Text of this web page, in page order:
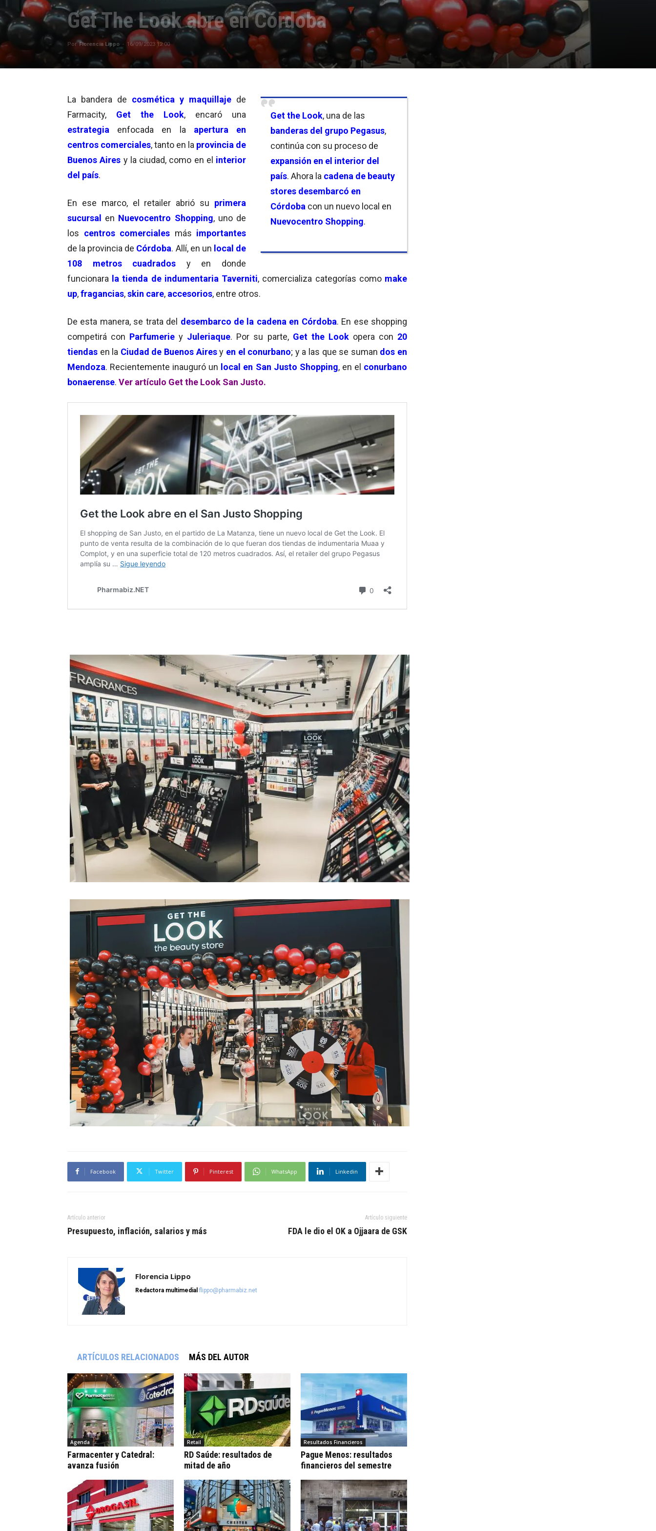
Get The Look abre en Córdoba
Por Florencia Lippo - 16/09/2023 12:00
Get the Look, una de las
banderas del grupo Pegasus,
continúa con su proceso de
expansión en el interior del
país. Ahora la cadena de beauty
stores desembarcó en
Córdoba con un nuevo local en
Nuevocentro Shopping.
La bandera de cosmética y maquillaje de
Farmacity, Get the Look, encaró una
estrategia enfocada en la apertura en
centros comerciales, tanto en la provincia de
Buenos Aires y la ciudad, como en el interior
del país.
En ese marco, el retailer abrió su primera
sucursal en Nuevocentro Shopping, uno de
los centros comerciales más importantes
de la provincia de Córdoba. Allí, en un local de
108 metros cuadrados
y en donde
funcionara la tienda de indumentaria Taverniti, comercializa categorías como make
up,fragancias,skin care, accesorios, entre otros.
De esta manera, se trata del desembarco de la cadena en Córdoba. En ese shopping
competirá con Parfumerie y Juleriaque. Por su parte, Get the Look opera con 20
tiendas en la Ciudad de Buenos Airesy en el conurbano; y a las que se suman dos en
Mendoza. Recientemente inauguró un local en San Justo Shopping, en el conurbano
bonaerense. Ver artículo Get the Look San Justo.
Facebook Twitter Pinterest WhatsApp Linkedin
Artículo anterior
Presupuesto, inflación, salarios y más
Artículo siguiente
FDA le dio el OK a Ojjaara de GSK
Florencia Lippo
Redactora multimedial flippo@pharmabiz.net
ARTÍCULOS RELACIONADOS MÁS DEL AUTOR
Agenda
Farmacenter y Catedral:
avanza fusión
Retail
RD Saúde: resultados de
mitad de año
Resultados Financieros
Pague Menos: resultados
financieros del semestre